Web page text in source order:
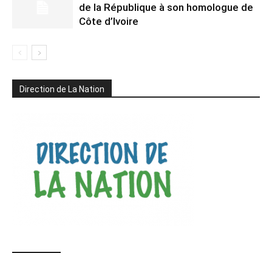
de la République à son homologue de
Côte d’Ivoire
Direction de La Nation